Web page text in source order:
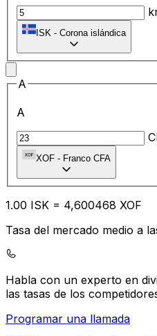
ISK - Corona islándica
A
A
XOF - Franco CFA
1.00 ISK = 4,600468 XOF
Tasa del mercado medio a
Habla con un experto en
las tasas de los
Programar una llamada